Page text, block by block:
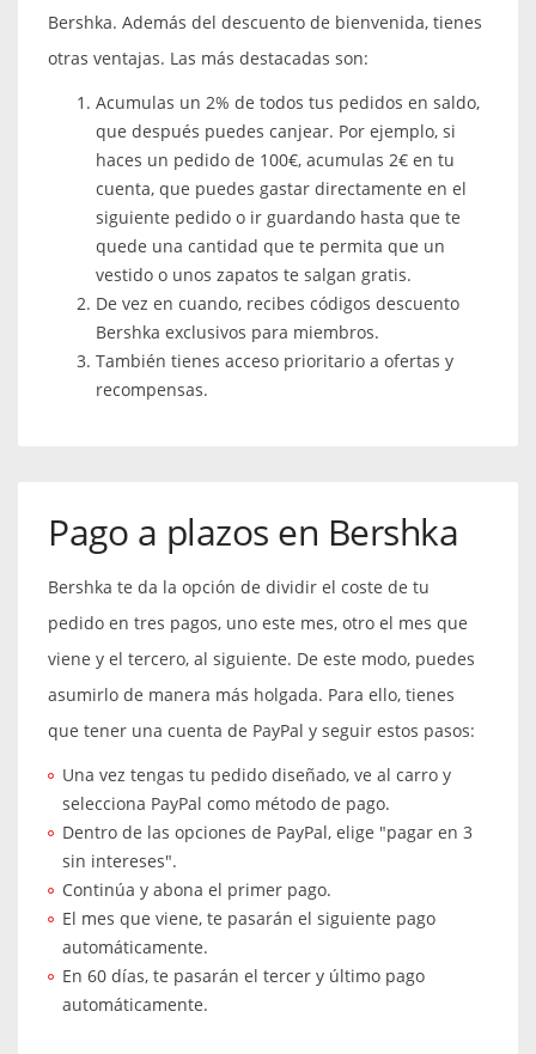
Bershka. Además del descuento de bienvenida, tienes
otras ventajas. Las más destacadas son:
Acumulas un 2% de todos tus pedidos en saldo,
que después puedes canjear. Por ejemplo, si
haces un pedido de 100€, acumulas 2€ en tu
cuenta, que puedes gastar directamente en el
siguiente pedido o ir guardando hasta que te
quede una cantidad que te permita que un
vestido o unos zapatos te salgan gratis.
De vez en cuando, recibes códigos descuento
Bershka exclusivos para miembros.
También tienes acceso prioritario a ofertas y
recompensas.
Pago a plazos en Bershka
Bershka te da la opción de dividir el coste de tu
pedido en tres pagos, uno este mes, otro el mes que
viene y el tercero, al siguiente. De este modo, puedes
asumirlo de manera más holgada. Para ello, tienes
que tener una cuenta de PayPal y seguir estos pasos:
Una vez tengas tu pedido diseñado, ve al carro y
selecciona PayPal como método de pago.
Dentro de las opciones de PayPal, elige "pagar en 3
sin intereses".
Continúa y abona el primer pago.
El mes que viene, te pasarán el siguiente pago
automáticamente.
En 60 días, te pasarán el tercer y último pago
automáticamente.